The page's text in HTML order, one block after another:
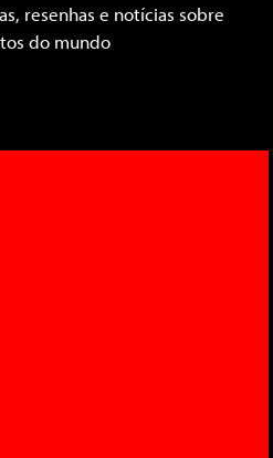
resenhas e notícias sobre
do mundo